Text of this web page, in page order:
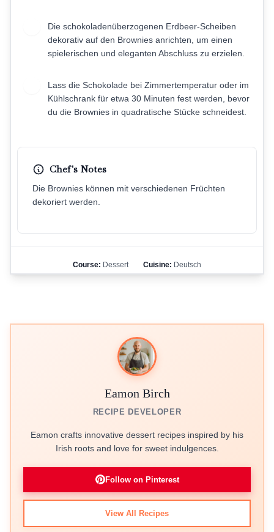
Die schokoladenüberzogenen Erdbeer-Scheiben
dekorativ auf den Brownies anrichten, um einen
spielerischen und eleganten Abschluss zu erzielen.
Lass die Schokolade bei Zimmertemperatur oder im
Kühlschrank für etwa 30 Minuten fest werden, bevor
du die Brownies in quadratische Stücke schneidest.
Chef's Notes
Die Brownies können mit verschiedenen Früchten
dekoriert werden.
Course: Dessert Cuisine: Deutsch
Eamon Birch
RECIPE DEVELOPER
Eamon crafts innovative dessert recipes inspired by his
Irish roots and love for sweet indulgences.
Follow on Pinterest
View All Recipes